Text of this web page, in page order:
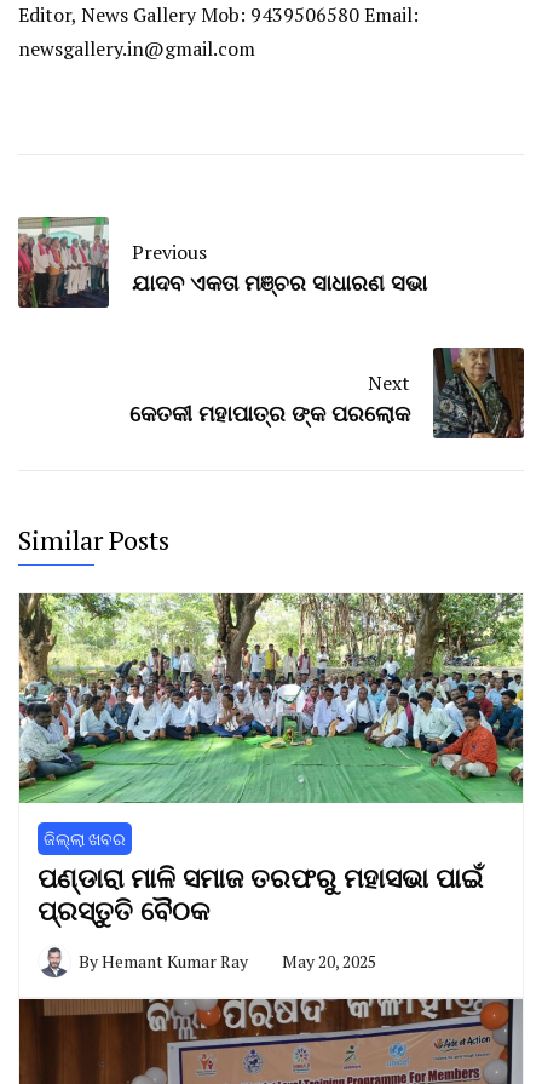
Editor, News Gallery Mob: 9439506580 Email:
newsgallery.in@gmail.com
Previous
ଯାଦବ ଏକତା ମଞ୍ଚର ସାଧାରଣ ସଭା
Next
କେତକୀ ମହାପାତ୍ର ଙ୍କ ପରଲୋକ
Similar Posts
ଜିଲ୍ଲା ଖବର
ପଣ୍ଡାରା ମାଳି ସମାଜ ତରଫରୁ ମହାସଭା ପାଇଁ
ପ୍ରସ୍ତୁତି ବୈଠକ
ByHemant Kumar Ray May 20, 2025